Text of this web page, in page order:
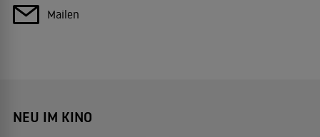
Mailen
NEU IM KINO